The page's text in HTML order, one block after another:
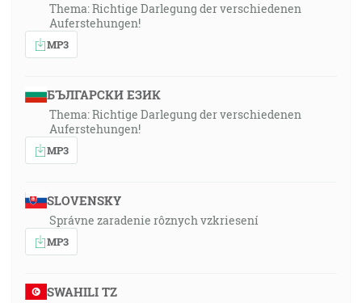
Thema: Richtige Darlegung der verschiedenen
Auferstehungen!
MP3
БЪЛГАРСКИ ЕЗИК
Thema: Richtige Darlegung der verschiedenen
Auferstehungen!
MP3
SLOVENSKY
Správne zaradenie rôznych vzkriesení
MP3
SWAHILI TZ